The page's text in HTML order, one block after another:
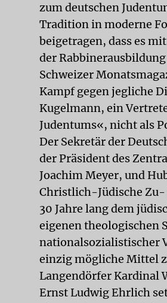
zum deutschen
Tradition in moderne
beigetragen, dass es
der
Schweizer
Kampf gegen jegliche
Kugelmann, ein
Judentums«, nicht als
Der Sekretär der
der Präsident des
Joachim Meyer, und
Christlich-Jüdische
30 Jahre lang dem
eigenen theologischen
nationalsozialistischer
einzig mögliche Mittel
Langendörfer Kardinal
Ernst Ludwig Ehrlich